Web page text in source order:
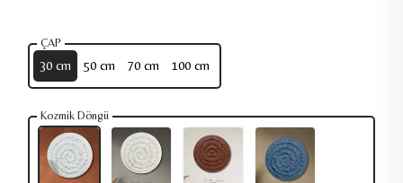
ÇAP
30 cm 50 cm 70 cm 100 cm
Kozmik Döngü